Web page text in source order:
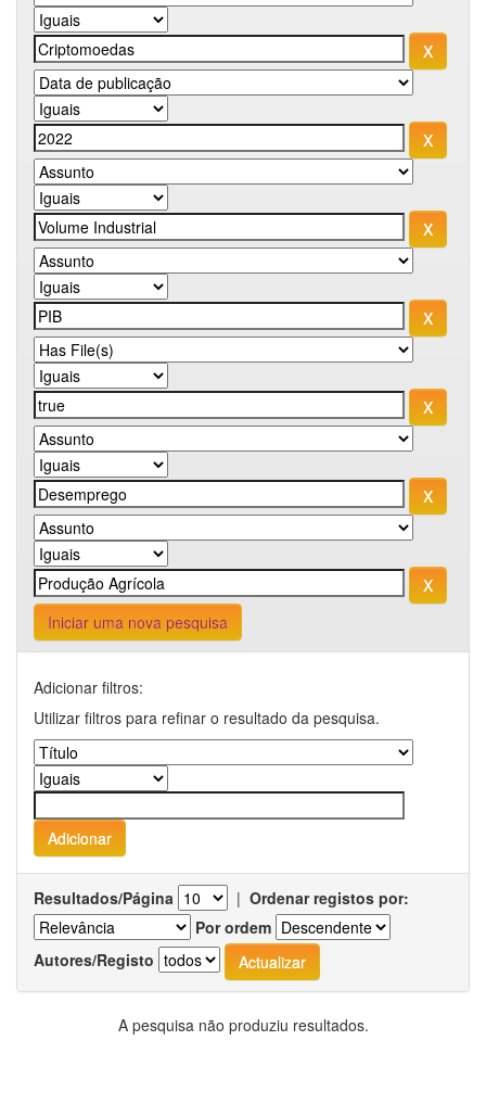
Iniciar uma nova pesquisa
Adicionar filtros:
Utilizar filtros para refinar o resultado da pesquisa.
Resultados/Página | Ordenar registos por:
Por ordem
Autores/Registo
A pesquisa não produziu resultados.